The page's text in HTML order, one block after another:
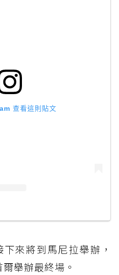
查看這則貼文
來將到馬尼拉舉辦，
舉辦最終場。